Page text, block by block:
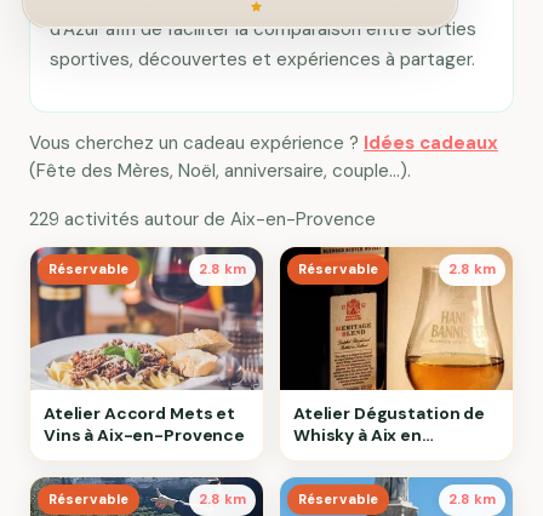
d'Azur afin de faciliter la comparaison entre sorties
sportives, découvertes et expériences à partager.
Vous cherchez un cadeau expérience ? Idées cadeaux
(Fête des Mères, Noël, anniversaire, couple…).
229 activités autour de Aix-en-Provence
Réservable 2.8 km
Atelier Accord Mets et
Vins à Aix-en-Provence
Réservable 2.8 km
Atelier Dégustation de
Whisky à Aix en
Provence
Réservable 2.8 km Réservable 2.8 km